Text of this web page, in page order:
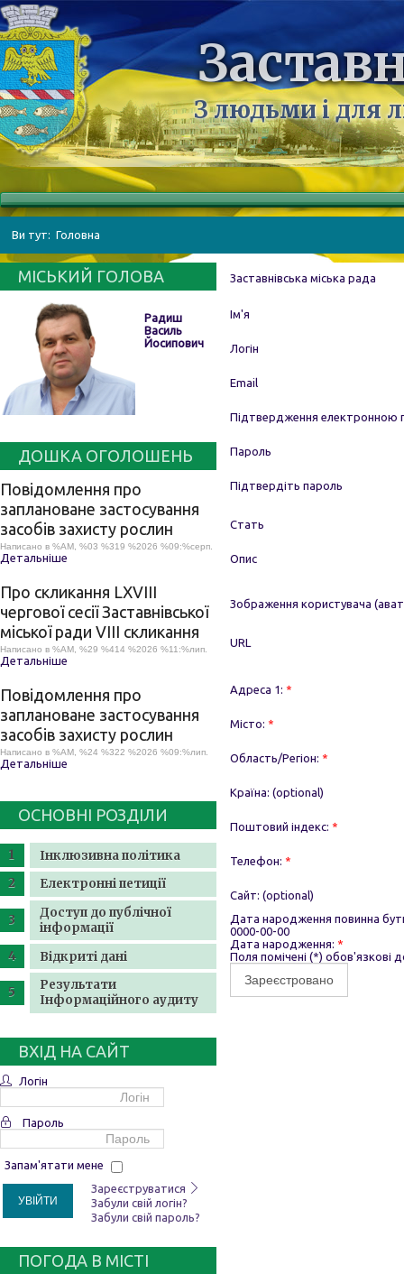
З людьми і для
Ви тут: Головна
МІСЬКИЙ ГОЛОВА
Радиш
Василь
Йосипович
ДОШКА ОГОЛОШЕНЬ
Повідомлення про
заплановане застосування
засобів захисту рослин
Написано в %AM, %03 %319 %2026 %09:%серп.
Детальніше
Про скликання LХVІІІ
чергової сесії Заставнівської
міської ради VIII скликання
Написано в %AM, %29 %414 %2026 %11:%лип.
Детальніше
Повідомлення про
заплановане застосування
засобів захисту рослин
Написано в %AM, %24 %322 %2026 %09:%лип.
Детальніше
ОСНОВНІ РОЗДІЛИ
Інклюзивна політика
Електронні петиції
Доступ до публічної
інформації
Відкриті дані
Результати
Інформаційного аудиту
ВХІД НА САЙТ
Логін
Пароль
Запам'ятати мене
УВІЙТИ
Зареєструватися
Забули свій логін?
Забули свій пароль?
ПОГОДА В МІСТІ
Заставнівська міська рада
Ім'я
Логін
Email
Підтвердження
Пароль
Підтвердіть пароль
Стать
Опис
Зображення користувача
URL
Адреса 1: *
Місто: *
Область/Регіон: *
Країна: (optional)
Поштовий індекс: *
Телефон: *
Сайт: (optional)
Дата народження повинна
0000-00-00
Дата народження: *
Поля помічені (*) обов'язкові
Зареєстровано